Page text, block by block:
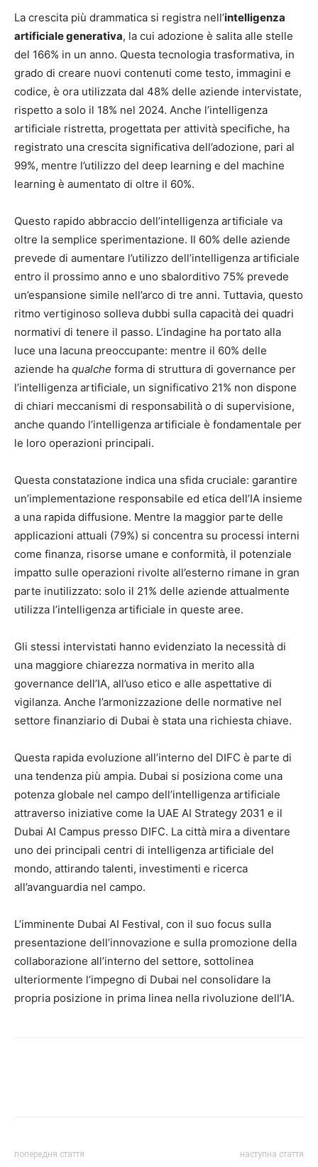
La crescita più drammatica si registra nell’intelligenza
artificiale generativa, la cui adozione è salita alle stelle
del 166% in un anno. Questa tecnologia trasformativa, in
grado di creare nuovi contenuti come testo, immagini e
codice, è ora utilizzata dal 48% delle aziende intervistate,
rispetto a solo il 18% nel 2024. Anche l’intelligenza
artificiale ristretta, progettata per attività specifiche, ha
registrato una crescita significativa dell’adozione, pari al
99%, mentre l’utilizzo del deep learning e del machine
learning è aumentato di oltre il 60%.
Questo rapido abbraccio dell’intelligenza artificiale va
oltre la semplice sperimentazione. Il 60% delle aziende
prevede di aumentare l’utilizzo dell’intelligenza artificiale
entro il prossimo anno e uno sbalorditivo 75% prevede
un’espansione simile nell’arco di tre anni. Tuttavia, questo
ritmo vertiginoso solleva dubbi sulla capacità dei quadri
normativi di tenere il passo. L’indagine ha portato alla
luce una lacuna preoccupante: mentre il 60% delle
aziende ha qualche forma di struttura di governance per
l’intelligenza artificiale, un significativo 21% non dispone
di chiari meccanismi di responsabilità o di supervisione,
anche quando l’intelligenza artificiale è fondamentale per
le loro operazioni principali.
Questa constatazione indica una sfida cruciale: garantire
un’implementazione responsabile ed etica dell’IA insieme
a una rapida diffusione. Mentre la maggior parte delle
applicazioni attuali (79%) si concentra su processi interni
come finanza, risorse umane e conformità, il potenziale
impatto sulle operazioni rivolte all’esterno rimane in gran
parte inutilizzato: solo il 21% delle aziende attualmente
utilizza l’intelligenza artificiale in queste aree.
Gli stessi intervistati hanno evidenziato la necessità di
una maggiore chiarezza normativa in merito alla
governance dell’IA, all’uso etico e alle aspettative di
vigilanza. Anche l’armonizzazione delle normative nel
settore finanziario di Dubai è stata una richiesta chiave.
Questa rapida evoluzione all’interno del DIFC è parte di
una tendenza più ampia. Dubai si posiziona come una
potenza globale nel campo dell’intelligenza artificiale
attraverso iniziative come la UAE AI Strategy 2031 e il
Dubai AI Campus presso DIFC. La città mira a diventare
uno dei principali centri di intelligenza artificiale del
mondo, attirando talenti, investimenti e ricerca
all’avanguardia nel campo.
L’imminente Dubai AI Festival, con il suo focus sulla
presentazione dell’innovazione e sulla promozione della
collaborazione all’interno del settore, sottolinea
ulteriormente l’impegno di Dubai nel consolidare la
propria posizione in prima linea nella rivoluzione dell’IA.
попередня стаття наступна стаття